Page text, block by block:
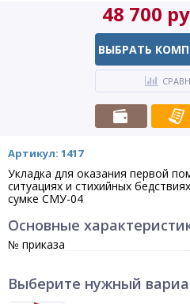
Артикул: 1417
Укладка для оказания первой
ситуациях и стихийных
сумке СМУ-04
48 700
ВЫБРАТЬ
Основные
№ приказа
Выберите нужный